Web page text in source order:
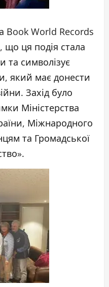
Book World Records
ця подія стала
та символізує
який має донести
Захід було
Міністерства
Міжнародного
та Громадської